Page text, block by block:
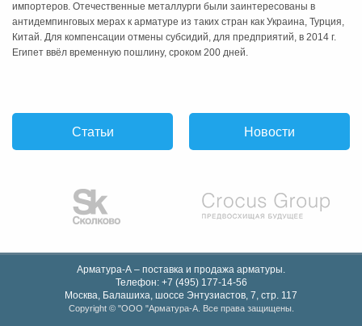
импортеров. Отечественные металлурги были заинтересованы в
антидемпинговых мерах к арматуре из таких стран как Украина, Турция,
Китай. Для компенсации отмены субсидий, для предприятий, в 2014 г.
Египет ввёл временную пошлину, сроком 200 дней.
Статьи Новости
Арматура-А – поставка и продажа арматуры.
Телефон: +7 (495) 177-14-56
Москва, Балашиха, шоссе Энтузиастов, 7, стр. 117
Copyright © "OOO "Арматура-А. Все права защищены.